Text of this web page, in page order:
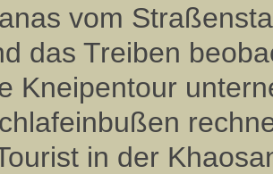
vom
das Treiben
Kneipentour
in der